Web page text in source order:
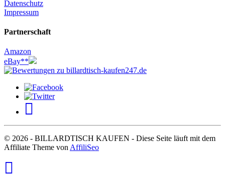
Datenschutz
Impressum
Partnerschaft
Amazon
eBay**
© 2026 - BILLARDTISCH KAUFEN - Diese Seite läuft mit dem
Affiliate Theme vonAffiliSeo